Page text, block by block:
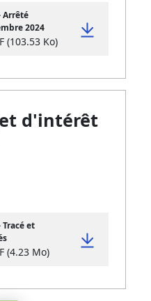
Arrêté
2024
(103.53 Ko)
d'intérêt
Tracé et
(4.23 Mo)